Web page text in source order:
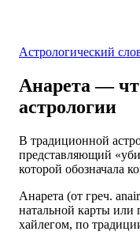
Астрологический
Анарета —
астрологии
В традиционной
представляющий
которой обозначала
Анарета (от греч.
натальной карты или
хайлегом, по